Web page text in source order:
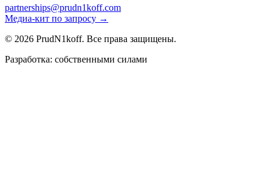
partnerships@prudn1koff.com
Медиа-кит по запросу →
© 2026 PrudN1koff. Все права защищены.
Разработка: собственными силами